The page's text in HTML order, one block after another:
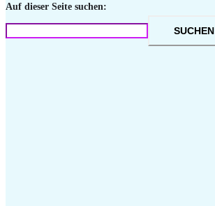
Auf dieser Seite suchen:
SUCHEN